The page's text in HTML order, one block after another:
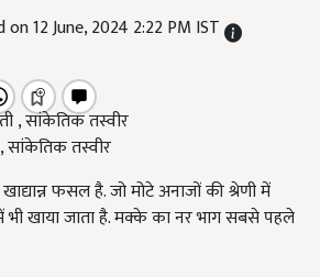
on 12 June, 2024 2:22 PM IST
सांकेतिक तस्वीर
फसल है. जो मोटे अनाजों की श्रेणी में
खाया जाता है. मक्के का नर भाग सबसे पहले